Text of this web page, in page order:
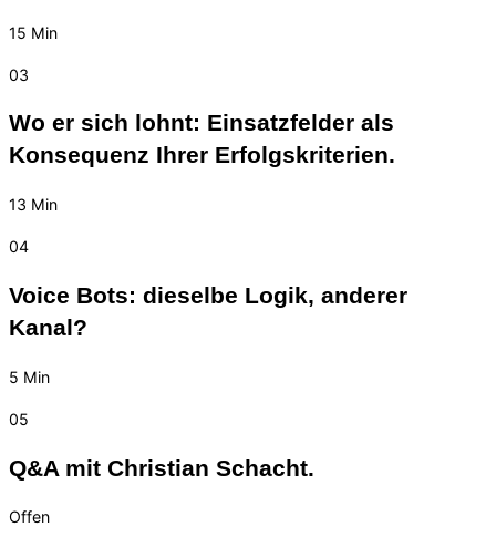
15 Min
03
Wo er sich lohnt: Einsatzfelder als
Konsequenz Ihrer Erfolgskriterien.
13 Min
04
Voice Bots: dieselbe Logik, anderer
Kanal?
5 Min
05
Q&A mit Christian Schacht.
Offen